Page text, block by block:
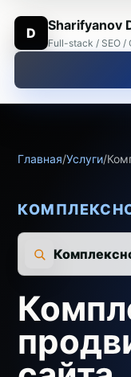
D Sharifyanov
Full-stack / SEO /
Главная/Услуги/